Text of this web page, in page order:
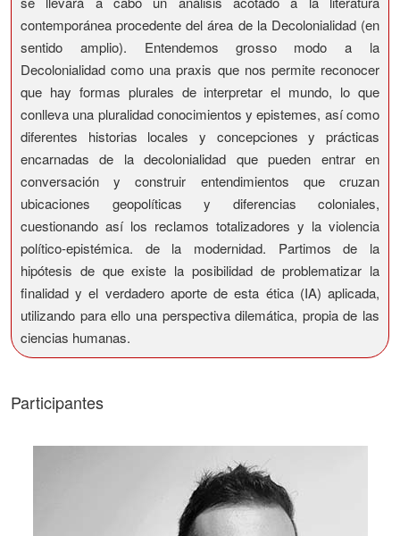
contemporánea procedente del área de la Decolonialidad (en
sentido amplio). Entendemos grosso modo a la
Decolonialidad como una praxis que nos permite reconocer
que hay formas plurales de interpretar el mundo, lo que
conlleva una pluralidad conocimientos y epistemes, así como
diferentes historias locales y concepciones y prácticas
encarnadas de la decolonialidad que pueden entrar en
conversación y construir entendimientos que cruzan
ubicaciones geopolíticas y diferencias coloniales,
cuestionando así los reclamos totalizadores y la violencia
político-epistémica. de la modernidad. Partimos de la
hipótesis de que existe la posibilidad de problematizar la
finalidad y el verdadero aporte de esta ética (IA) aplicada,
utilizando para ello una perspectiva dilemática, propia de las
ciencias humanas.
Participantes